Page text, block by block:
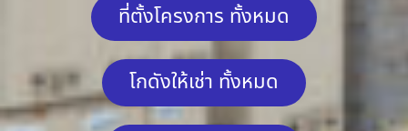
ที่ตั้งโครงการ ทั้งหมด
โกดังให้เช่า ทั้งหมด